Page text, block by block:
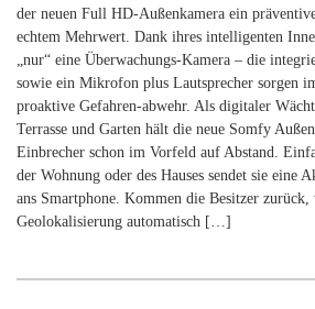
der neuen Full HD-Außenkamera ein
echtem Mehrwert. Dank ihres intelligenten
„nur“ eine Überwachungs-Kamera – die
sowie ein Mikrofon plus Lautsprecher sorgen
proaktive Gefahren-abwehr. Als digitaler
Terrasse und Garten hält die neue Somfy
Einbrecher schon im Vorfeld auf Abstand.
der Wohnung oder des Hauses sendet sie eine
ans Smartphone. Kommen die Besitzer
Geolokalisierung automatisch […]